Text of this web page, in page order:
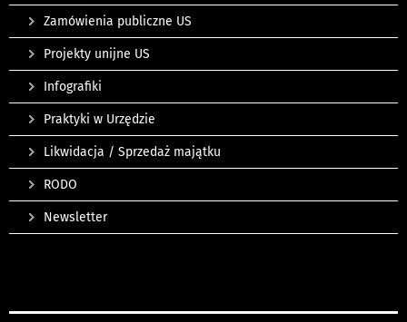
Zamówienia publiczne US
Projekty unijne US
Infografiki
Praktyki w Urzędzie
Likwidacja / Sprzedaż majątku
RODO
Newsletter